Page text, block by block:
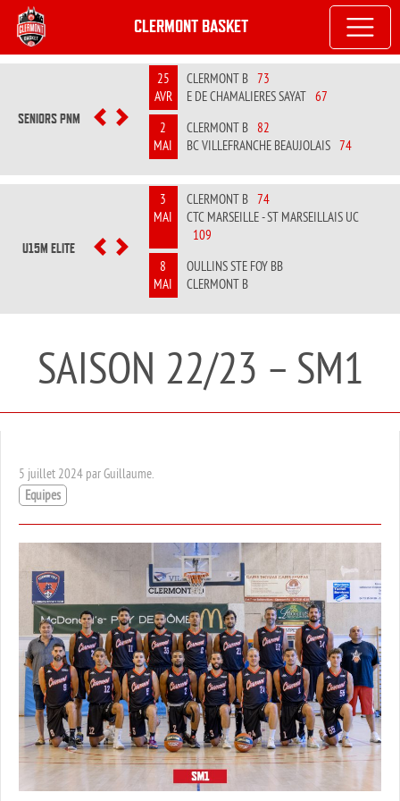
CLERMONT BASKET
SENIORS PNM PREVIOUS
NEXT
25
AVR
CLERMONT B 73
E DE CHAMALIERES SAYAT 67
2
MAI
CLERMONT B 82
BC VILLEFRANCHE BEAUJOLAIS 74
U15M ELITE PREVIOUS
NEXT
3
MAI
CLERMONT B 74
CTC MARSEILLE - ST MARSEILLAIS UC
109
8
MAI
OULLINS STE FOY BB
CLERMONT B
SAISON 22/23 – SM1
5 juillet 2024 par Guillaume.
Equipes